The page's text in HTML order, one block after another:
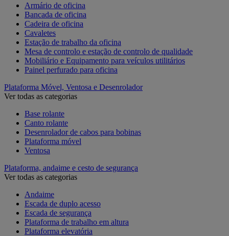
Armário de oficina
Bancada de oficina
Cadeira de oficina
Cavaletes
Estação de trabalho da oficina
Mesa de controlo e estação de controlo de qualidade
Mobiliário e Equipamento para veículos utilitários
Painel perfurado para oficina
Plataforma Móvel, Ventosa e Desenrolador
Ver todas as categorias
Base rolante
Canto rolante
Desenrolador de cabos para bobinas
Plataforma móvel
Ventosa
Plataforma, andaime e cesto de segurança
Ver todas as categorias
Andaime
Escada de duplo acesso
Escada de segurança
Plataforma de trabalho em altura
Plataforma elevatória